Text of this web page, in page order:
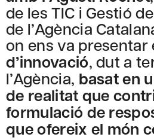
de les TIC i Gestió
de l’Agència
on ens va presentar
d’innovació, dut a
l’Agència, basat en
de realitat que
formulació de
que ofereix el món